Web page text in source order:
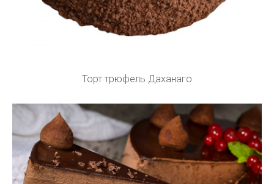
Торт трюфель Даханаго